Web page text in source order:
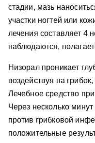
стадии, мазь
участки ногтей или
лечения составляет 4
наблюдаются,
Низорал проникает
воздействуя на
Лечебное средство
Через несколько
против грибковой
положительные